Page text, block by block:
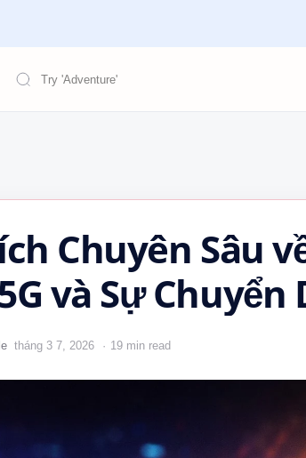
Chuyên Sâu
và Sự
trên19 min read